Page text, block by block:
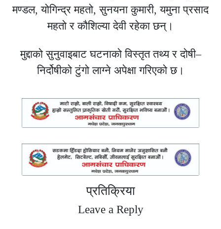
मण्डल, योगिन्द्र महतो, सुनयना कुमारी, यमुना प्रसाद
महतो र कौशिल्या देवी रहेका छन्।
मुद्दाको सुनुवाइबाट घटनाको विस्तृत तथ्य र दोषी–
निर्दोषीको टुंगो लाग्ने अपेक्षा गरिएको छ।
प्रतिक्रिया
Leave a Reply